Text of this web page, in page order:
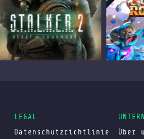
LEGAL
Datenschutzrichtlinie
Über